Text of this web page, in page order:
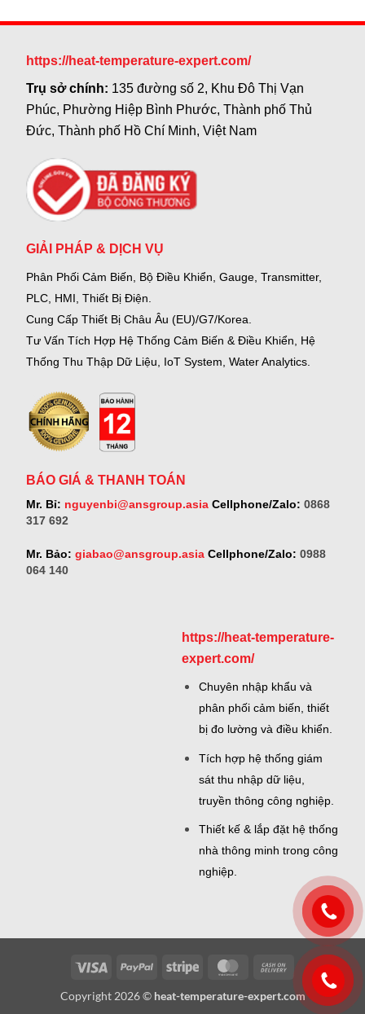
https://heat-temperature-expert.com/
Trụ sở chính: 135 đường số 2, Khu Đô Thị Vạn
Phúc, Phường Hiệp Bình Phước, Thành phố Thủ
Đức, Thành phố Hồ Chí Minh, Việt Nam
GIẢI PHÁP & DỊCH VỤ
Phân Phối Cảm Biến, Bộ Điều Khiển, Gauge, Transmitter,
PLC, HMI, Thiết Bị Điện.
Cung Cấp Thiết Bị Châu Âu (EU)/G7/Korea.
Tư Vấn Tích Hợp Hệ Thống Cảm Biến & Điều Khiển, Hệ
Thống Thu Thập Dữ Liệu, IoT System, Water Analytics.
BÁO GIÁ & THANH TOÁN
Mr. Bỉ: nguyenbi@ansgroup.asiaCellphone/Zalo: 0868
317 692
Mr. Bảo: giabao@ansgroup.asiaCellphone/Zalo: 0988
064 140
https://heat-temperature-
expert.com/
Chuyên nhập khẩu và
phân phối cảm biến, thiết
bị đo lường và điều khiển.
Tích hợp hệ thống giám
sát thu nhập dữ liệu,
truyền thông công nghiệp.
Thiết kế & lắp đặt hệ thống
nhà thông minh trong công
nghiệp.
Visa PayPal Stripe MasterCardCash
On
Delivery
Copyright 2026 © heat-temperature-expert.com